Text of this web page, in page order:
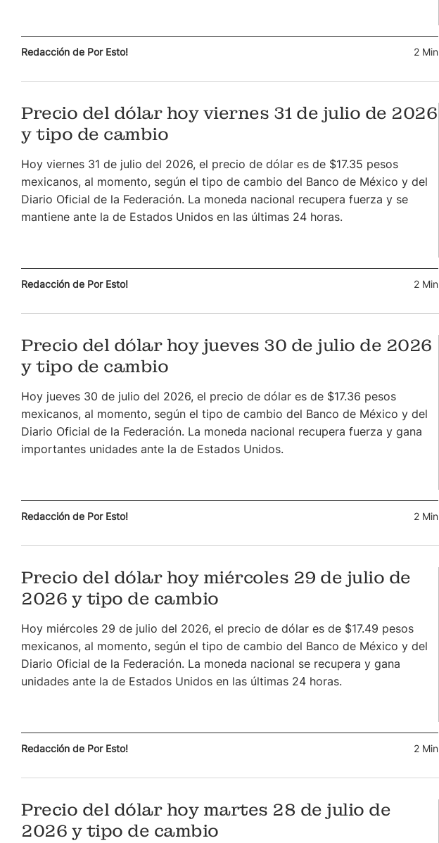
Redacción de Por Esto! 2 Min
Precio del dólar hoy viernes 31 de julio de 2026
y tipo de cambio
Hoy viernes 31 de julio del 2026, el precio de dólar es de $17.35 pesos
mexicanos, al momento, según el tipo de cambio del Banco de México y del
Diario Oficial de la Federación. La moneda nacional recupera fuerza y se
mantiene ante la de Estados Unidos en las últimas 24 horas.
Redacción de Por Esto! 2 Min
Precio del dólar hoy jueves 30 de julio de 2026
y tipo de cambio
Hoy jueves 30 de julio del 2026, el precio de dólar es de $17.36 pesos
mexicanos, al momento, según el tipo de cambio del Banco de México y del
Diario Oficial de la Federación. La moneda nacional recupera fuerza y gana
importantes unidades ante la de Estados Unidos.
Redacción de Por Esto! 2 Min
Precio del dólar hoy miércoles 29 de julio de
2026 y tipo de cambio
Hoy miércoles 29 de julio del 2026, el precio de dólar es de $17.49 pesos
mexicanos, al momento, según el tipo de cambio del Banco de México y del
Diario Oficial de la Federación. La moneda nacional se recupera y gana
unidades ante la de Estados Unidos en las últimas 24 horas.
Redacción de Por Esto! 2 Min
Precio del dólar hoy martes 28 de julio de
2026 y tipo de cambio